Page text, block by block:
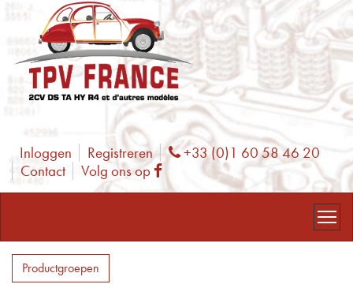
Inloggen Registreren Phone
+33 (0)1 60 58 46 20
Contact
Volg ons op Facebook
Productgroepen